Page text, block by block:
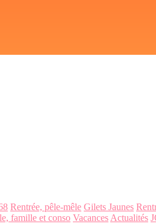
Rentrée, pêle-mêle Gilets Jaunes
famille et conso Vacances Actualités